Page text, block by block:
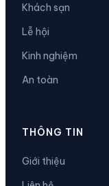
Khách sạn
Lễ hội
Kinh nghiệm
An toàn
THÔNG TIN
Giới thiệu